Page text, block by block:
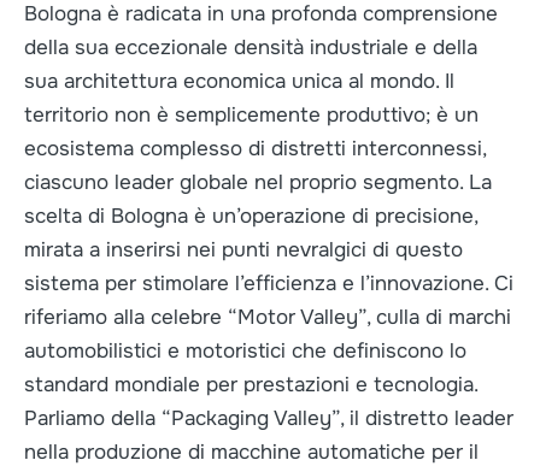
Bologna è radicata in una profonda comprensione
della sua eccezionale densità industriale e della
sua architettura economica unica al mondo. Il
territorio non è semplicemente produttivo; è un
ecosistema complesso di distretti interconnessi,
ciascuno leader globale nel proprio segmento. La
scelta di Bologna è un’operazione di precisione,
mirata a inserirsi nei punti nevralgici di questo
sistema per stimolare l’efficienza e l’innovazione. Ci
riferiamo alla celebre “Motor Valley”, culla di marchi
automobilistici e motoristici che definiscono lo
standard mondiale per prestazioni e tecnologia.
Parliamo della “Packaging Valley”, il distretto leader
nella produzione di macchine automatiche per il